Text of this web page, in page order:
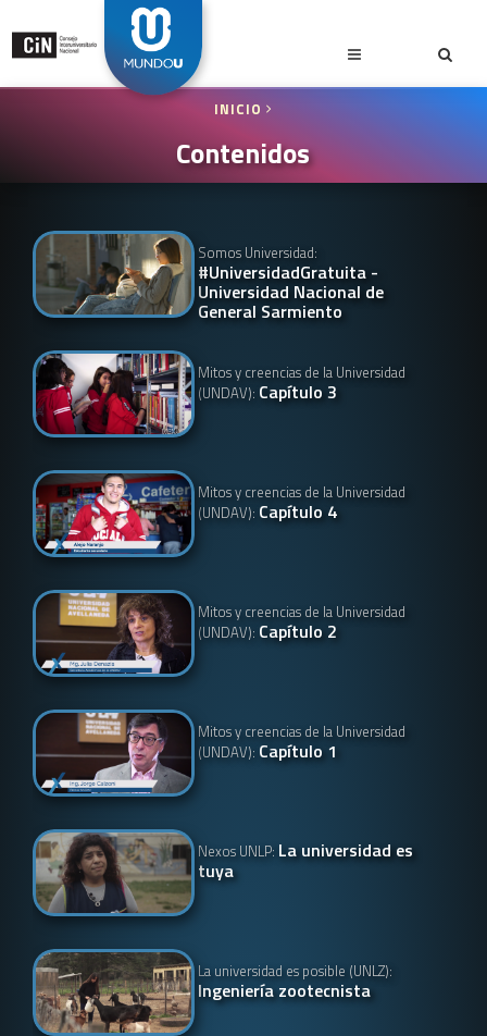
INICIO
Contenidos
Somos Universidad:
#UniversidadGratuita -
Universidad Nacional de
General Sarmiento
Mitos y creencias de la Universidad
(UNDAV): Capítulo 3
Mitos y creencias de la Universidad
(UNDAV): Capítulo 4
Mitos y creencias de la Universidad
(UNDAV): Capítulo 2
Mitos y creencias de la Universidad
(UNDAV): Capítulo 1
Nexos UNLP: La universidad es
tuya
La universidad es posible (UNLZ):
Ingeniería zootecnista